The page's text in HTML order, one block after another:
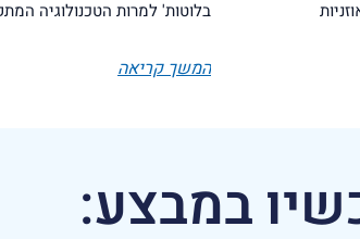
בלוטות' למרות הטכנולוגיה
המשך קריאה
במבצע: